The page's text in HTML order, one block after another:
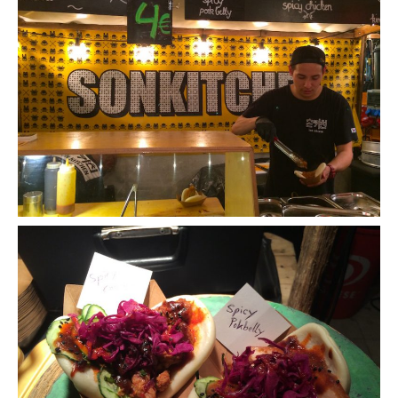
– Hanoi
– Hué & Hoi An
– Quy Nhon
BONNES ADRESSES
BERLIN
Restos asiatiques
Marchés
CHIANG MAI
Cafés
HANOI
Cafés insolites